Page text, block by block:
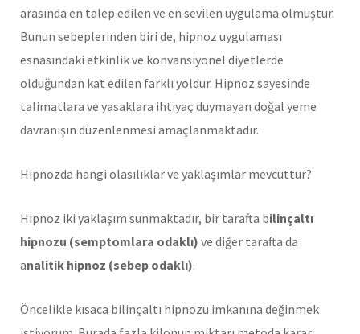
arasında en talep edilen ve en sevilen uygulama olmuştur.
Bunun sebeplerinden biri de, hipnoz uygulaması
esnasındaki etkinlik ve konvansiyonel diyetlerde
olduğundan kat edilen farklı yoldur. Hipnoz sayesinde
talimatlara ve yasaklara ihtiyaç duymayan doğal yeme
davranışın düzenlenmesi amaçlanmaktadır.
Hipnozda hangi olasılıklar ve yaklaşımlar mevcuttur?
Hipnoz iki yaklaşım sunmaktadır, bir tarafta bilinçaltı
hipnozu (semptomlara odaklı) ve diğer tarafta da
analitik hipnoz (sebep odaklı).
Öncelikle kısaca bilinçaltı hipnozu imkanına değinmek